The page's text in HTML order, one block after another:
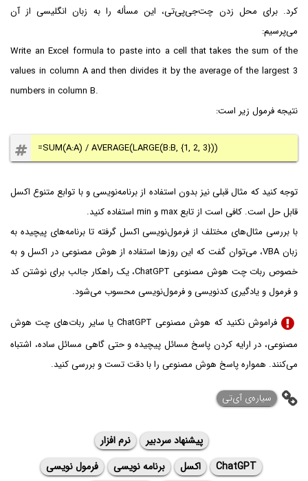
کرد. برای محل زدن چت‌جی‌پی‌تی، این مسأله را به زبان انگلیسی از آن
می‌پرسیم:
Write an Excel formula to paste into a cell that takes the sum of the
values in column A and then divides it by the average of the largest 3
numbers in column B.
نتیجه فرمول زیر است:
=SUM(A:A) / AVERAGE(LARGE(B:B, {1, 2, 3}))
توجه کنید که مثال قبلی نیز بدون استفاده از برنامه‌نویسی و با توابع متنوع اکسل
قابل حل است. کافی است از تابع max و min استفاده کنید.
با بررسی مثال‌های مختلف از فرمول‌نویسی اکسل گرفته تا برنامه‌های پیچیده به
زبان VBA، می‌توان گفت که این روزها استفاده از هوش مصنوعی در اکسل و به
خصوص ربات چت هوش مصنوعی ChatGPT، یک راهکار جالب برای نوشتن کد
و فرمول و یادگیری کدنویسی و فرمول‌نویسی محسوب می‌شود.
فراموش نکنید که هوش مصنوعی ChatGPT یا سایر ربات‌های چت هوش
مصنوعی، در ارایه کردن پاسخ مسائل پیچیده و حتی گاهی مسائل ساده، اشتباه
می‌کنند. همواره پاسخ هوش مصنوعی را با دقت تست و بررسی کنید.
‌سیاره‌ی آی‌تی
پیشنهاد سردبیر
نرم افزار
ChatGPT
اکسل برنامه نویسی
فرمول نویسی